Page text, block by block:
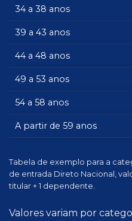
34 a 38 anos
39 a 43 anos
44 a 48 anos
49 a 53 anos
54 a 58 anos
A partir de 59 anos
Tabela de exemplo para a
de entrada Direto Nacional,
titular + 1 dependente.
Valores variam por